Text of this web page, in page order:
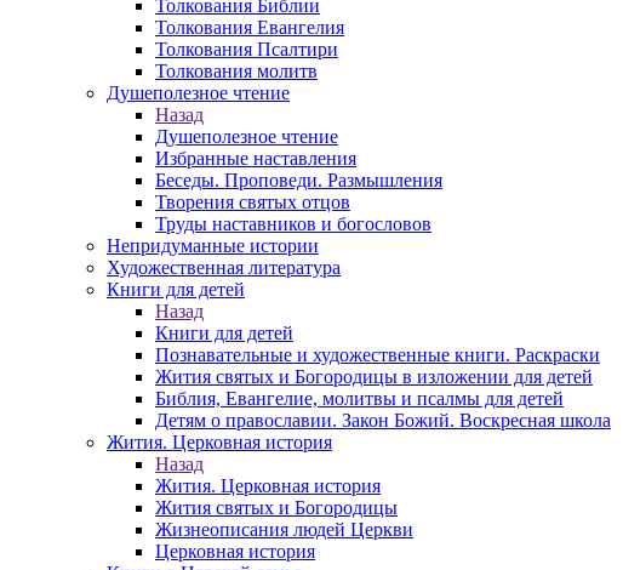
Толкования Библии
Толкования Евангелия
Толкования Псалтири
Толкования молитв
Душеполезное чтение
Назад
Душеполезное чтение
Избранные наставления
Беседы. Проповеди. Размышления
Творения святых отцов
Труды наставников и богословов
Непридуманные истории
Художественная литература
Книги для детей
Назад
Книги для детей
Познавательные и художественные книги. Раскраски
Жития святых и Богородицы в изложении для детей
Библия, Евангелие, молитвы и псалмы для детей
Детям о православии. Закон Божий. Воскресная школа
Жития. Церковная история
Назад
Жития. Церковная история
Жития святых и Богородицы
Жизнеописания людей Церкви
Церковная история